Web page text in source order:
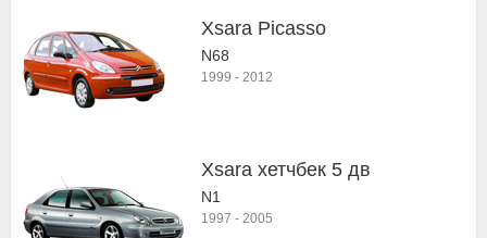
Xsara Picasso
N68
1999 - 2012
Xsara хетчбек 5 дв
N1
1997 - 2005